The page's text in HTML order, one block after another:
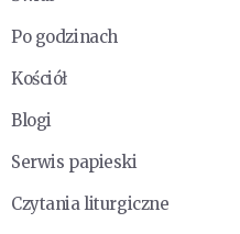
Po godzinach
Kościół
Blogi
Serwis papieski
Czytania liturgiczne